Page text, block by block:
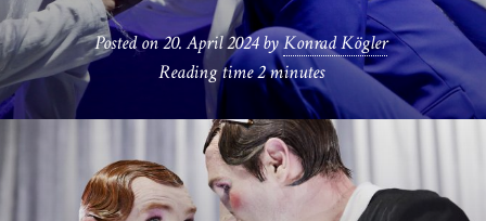
Posted on20. April 2024byKonrad Kögler
Reading time2 minutes